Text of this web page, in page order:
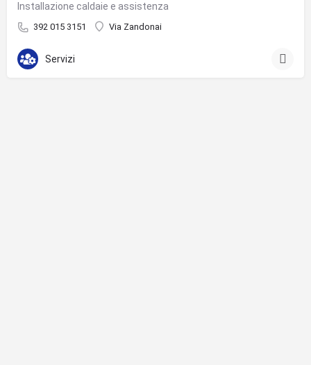
Installazione caldaie e assistenza
392 015 3151 Via Zandonai
Servizi